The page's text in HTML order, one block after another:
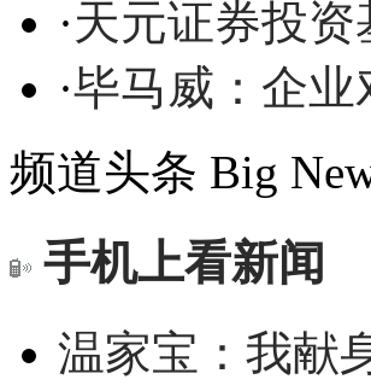
·天元证券投
·毕马威：企
频道头条 Big
手机上看新闻
温家宝：我献